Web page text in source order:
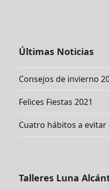
Últimas Noticias
Consejos de invierno
Felices Fiestas 2021
Cuatro hábitos a
Talleres Luna